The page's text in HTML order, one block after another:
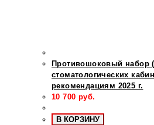
Противошоковый набор
стоматологических
рекомендациям 2025 г.
10 700 руб.
В КОРЗИНУ